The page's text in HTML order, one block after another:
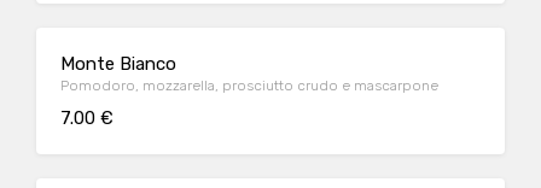
Monte Bianco
Pomodoro, mozzarella, prosciutto crudo e mascarpone
7.00 €